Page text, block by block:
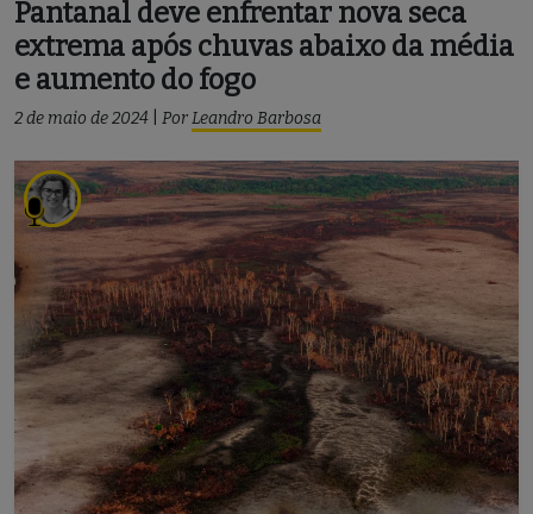
Pantanal deve enfrentar nova seca
extrema após chuvas abaixo da média
e aumento do fogo
2 de maio de 2024 PorLeandro Barbosa